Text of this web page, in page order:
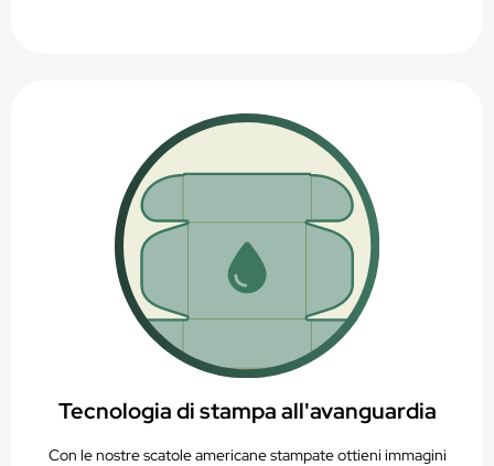
Tecnologia di stampa all'avanguardia
Con le nostre scatole americane stampate ottieni immagini